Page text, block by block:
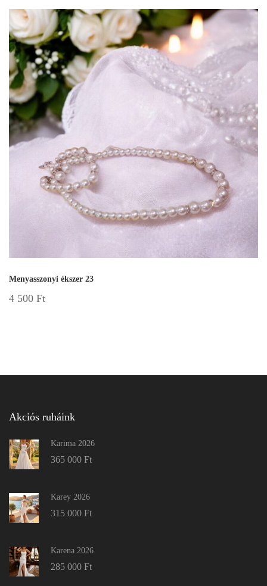
Menyasszonyi ékszer 23
4 500 Ft
Akciós ruháink
Karima 2026
365 000 Ft
Karey 2026
315 000 Ft
Karena 2026
285 000 Ft